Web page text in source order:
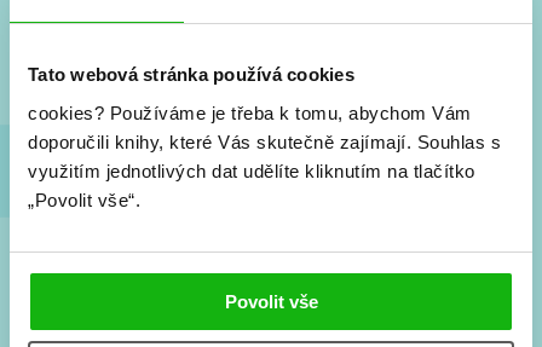
Tato webová stránka používá cookies
cookies? Používáme je třeba k tomu, abychom Vám
doporučili knihy, které Vás skutečně zajímají. Souhlas s
využitím jednotlivých dat udělíte kliknutím na tlačítko
„Povolit vše“.
Povolit vše
a seriálové adaptace a další.
Souhlasím spodmínkami zpracování osobních údajů